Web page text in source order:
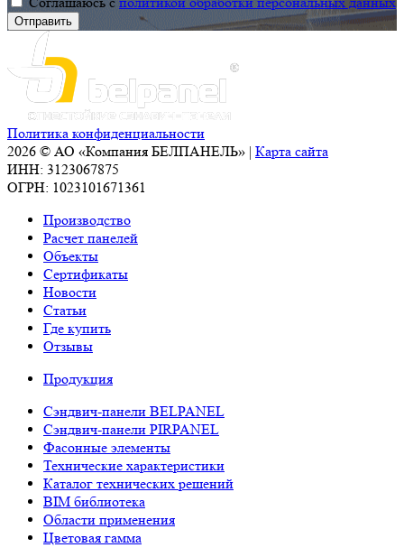
Политика конфиденциальности
2026 © АО «Компания БЕЛПАНЕЛЬ» | Карта сайта
ИНН: 3123067875
ОГРН: 1023101671361
Производство
Расчет панелей
Объекты
Сертификаты
Новости
Статьи
Где купить
Отзывы
Продукция
Сэндвич-панели BELPANEL
Сэндвич-панели PIRPANEL
Фасонные элементы
Технические характеристики
Каталог технических решений
BIM библиотека
Области применения
Цветовая гамма